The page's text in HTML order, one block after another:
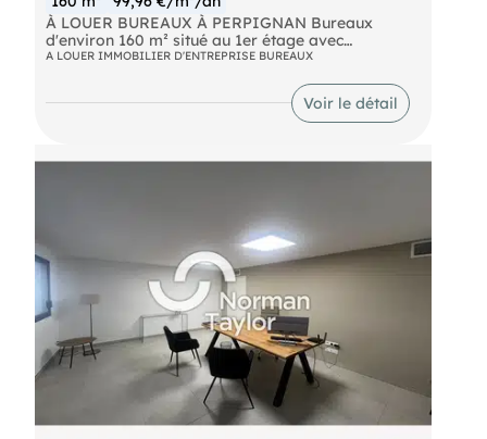
À LOUER BUREAUX À PERPIGNAN Bureaux
d'environ 160 m² situé au 1er étage avec
ascenseur, composé de deux open space, un
bon état général, climatisé, câblés. Libre 1er
septembre 2026 7 places de parking
Renseignements sur demande. Pour découvrir
A LOUER IMMOBILIER D'ENTREPRISE BUREAUX
Voir le détail